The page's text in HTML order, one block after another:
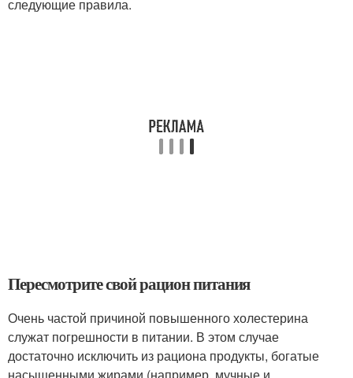
следующие правила.
Пересмотрите свой рацион питания
Очень частой причиной повышенного холестерина
служат погрешности в питании. В этом случае
достаточно исключить из рациона продукты, богатые